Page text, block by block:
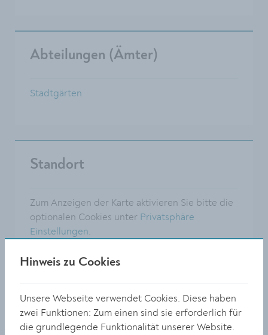
Abteilungen (Ämter)
Stadtgärten
Standort
Zum Anzeigen der Karte aktivieren Sie bitte die
optionalen Cookies unter Privatsphäre
Einstellungen.
Hinweis zu Cookies
Unsere Webseite verwendet Cookies. Diese haben
zwei Funktionen: Zum einen sind sie erforderlich für
die grundlegende Funktionalität unserer Website.